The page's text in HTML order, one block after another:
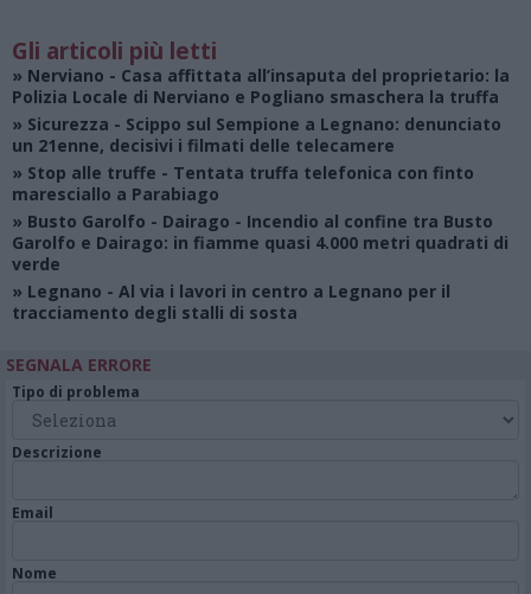
Gli articoli più letti
» Nerviano - Casa affittata all’insaputa del proprietario: la
Polizia Locale di Nerviano e Pogliano smaschera la truffa
» Sicurezza - Scippo sul Sempione a Legnano: denunciato
un 21enne, decisivi i filmati delle telecamere
» Stop alle truffe - Tentata truffa telefonica con finto
maresciallo a Parabiago
» Busto Garolfo - Dairago - Incendio al confine tra Busto
Garolfo e Dairago: in fiamme quasi 4.000 metri quadrati di
verde
» Legnano - Al via i lavori in centro a Legnano per il
tracciamento degli stalli di sosta
SEGNALA ERRORE
Tipo di problema
Descrizione
Email
Nome